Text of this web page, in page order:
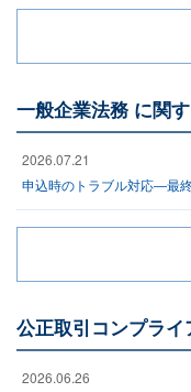
一般企業法務 に関
2026.07.21
申込時のトラブル対応―最
公正取引コンプラ
2026.06.26